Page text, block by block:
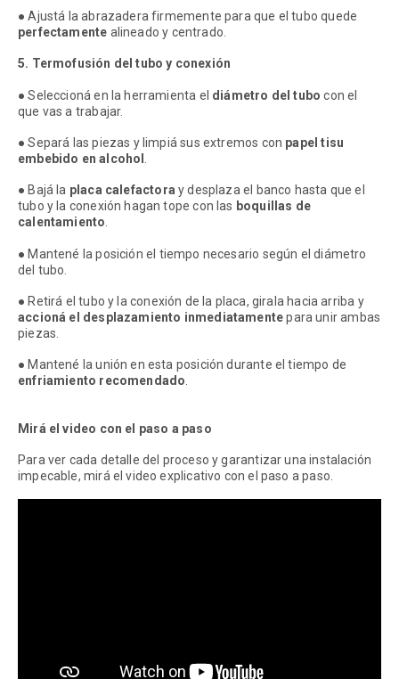
● Ajustá la abrazadera firmemente para que el tubo quede
perfectamente alineado y centrado.
5. Termofusión del tubo y conexión
● Seleccioná en la herramienta el diámetro del tubo con el
que vas a trabajar.
● Separá las piezas y limpiá sus extremos con papel tisu
embebido en alcohol
● Bajá la placa calefactora y desplaza el banco hasta que el
tubo y la conexión hagan tope con las boquillas de
calentamiento.
● Mantené la posición el tiempo necesario según el diámetro
del tubo.
● Retirá el tubo y la conexión de la placa, girala hacia arriba y
accioná el desplazamiento inmediatamentepara unir ambas
piezas.
● Mantené la unión en esta posición durante el tiempo de
enfriamiento recomendado.
Mirá el video con el paso a paso
Para ver cada detalle del proceso y garantizar una instalación
impecable, mirá el video explicativo con el paso a paso.